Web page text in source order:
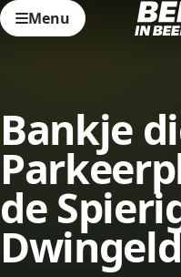
Menu
Bankje
de